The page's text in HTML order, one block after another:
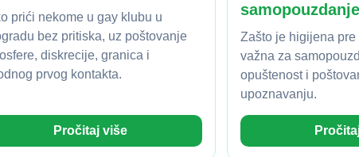
prići nekome u gay klubu u
bez pritiska, uz poštovanje
diskrecije, granica i
prvog kontakta.
Pročitaj više
samopouzdanje
Zašto je higijena pre
važna za
opuštenost i
upoznavanju.